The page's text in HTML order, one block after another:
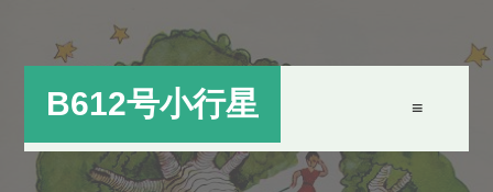
B612号小行星